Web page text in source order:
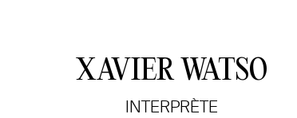
XAVIER WATSO
INTERPRÈTE